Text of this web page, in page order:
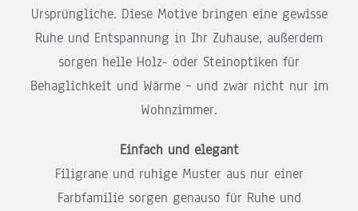
Ursprüngliche. Diese Motive bringen eine gewisse
Ruhe und Entspannung in Ihr Zuhause, außerdem
sorgen helle Holz- oder Steinoptiken für
Behaglichkeit und Wärme – und zwar nicht nur im
Wohnzimmer.
Einfach und elegant
Filigrane und ruhige Muster aus nur einer
Farbfamilie sorgen genauso für Ruhe und